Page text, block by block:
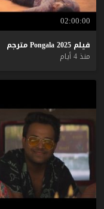
02:00:00
فيلم Pongala 2025
مترجم
منذ 4 أيام